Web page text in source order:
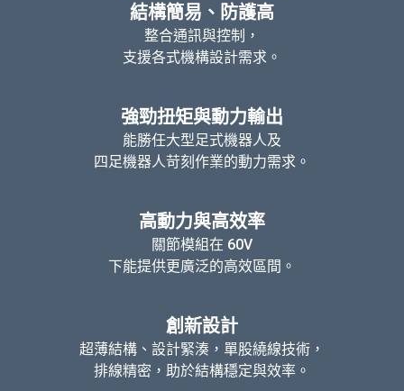
結構簡易、防護高
整合通訊與控制，
支援各式機構設計需求。
強勁扭矩與動力輸出
能勝任大型足式機器人及
四足機器人苛刻作業的動力需求。
高動力與高效率
關節模組在 60V
下能提供更廣泛的高效區間。
創新設計
超薄結構、設計緊湊，單股繞線技術，
排線精密，助於結構穩定與效率。